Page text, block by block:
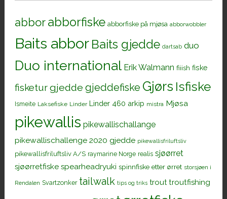
abborabborfiske abborfiske på mjøsa abborwobbler
Baits abbor Baits gjedde dartsab duo
Duo international Erik Walmann fiiish fiske
fisketurgjedde gjeddefiske Gjørs Isfiske
Ismeite Laksefiske Linder Linder 460 arkip mistra Mjøsa
pikewallis pikewallischallange
pikewallischallenge 2020 gjedde pikewallisfriluftsliv
pikewallisfriluftsliv A/S raymarine Norge realis sjøørret
sjøørretfiske spearheadryuki spinnfiske etter ørret storsjøen i
Rendalen Svartzonker tailwalk tips og triks trout troutfishing